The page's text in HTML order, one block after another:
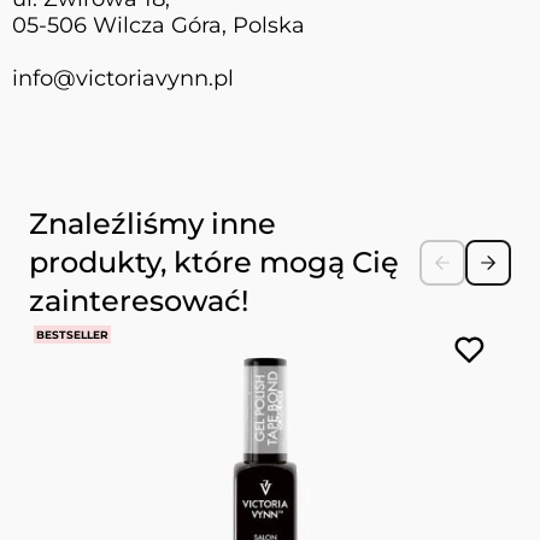
05-506 Wilcza Góra, Polska
info@victoriavynn.pl
Naciśnij, aby pominąć karuzelę
Znaleźliśmy inne
produkty, które mogą Cię
zainteresować!
BESTSELLER